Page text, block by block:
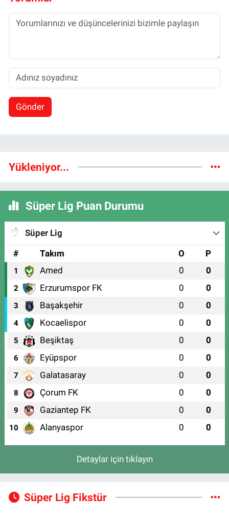
Gönder
Yükleniyor...
Süper Lig Puan Durumu
Süper Lig
#
Takım O P
1 Amed 0 0
2 Erzurumspor FK 0 0
3 Başakşehir 0 0
4 Kocaelispor 0 0
5 Beşiktaş 0 0
6 Eyüpspor 0 0
7 Galatasaray 0 0
8 Çorum FK 0 0
9 Gaziantep FK 0 0
10 Alanyaspor 0 0
Detaylar için tıklayın
Süper Lig Fikstür